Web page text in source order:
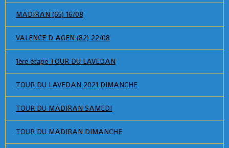
MADIRAN (65) 16/08
VALENCE D AGEN (82) 22/08
1ère étape TOUR DU LAVEDAN
TOUR DU LAVEDAN 2021 DIMANCHE
TOUR DU MADIRAN SAMEDI
TOUR DU MADIRAN DIMANCHE